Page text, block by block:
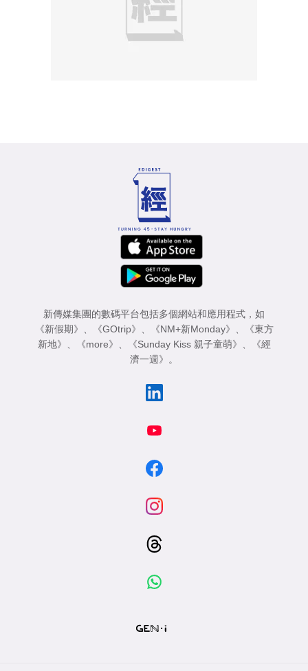
新傳媒集團的數碼平台包括多個網站和應用程式，如
《新假期》
《GOtrip》 《NM+新Monday》
《東方
新地》
《more》 《Sunday Kiss 親子童萌》
《經
濟一週》
。